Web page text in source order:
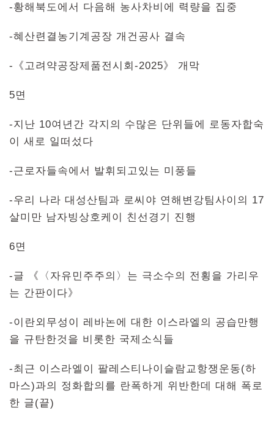
-황해북도에서 다음해 농사차비에 력량을 집중
-혜산련결농기계공장 개건공사 결속
-《고려약공장제품전시회-2025》 개막
5면
-지난 10여년간 각지의 수많은 단위들에 로동자합숙
이 새로 일떠섰다
-근로자들속에서 발휘되고있는 미풍들
-우리 나라 대성산팀과 로씨야 연해변강팀사이의 17
살미만 남자빙상호케이 친선경기 진행
6면
-글 《〈자유민주주의〉는 극소수의 전횡을 가리우
는 간판이다》
-이란외무성이 레바논에 대한 이스라엘의 공습만행
을 규탄한것을 비롯한 국제소식들
-최근 이스라엘이 팔레스티나이슬람교항쟁운동(하
마스)과의 정화합의를 란폭하게 위반한데 대해 폭로
한 글(끝)